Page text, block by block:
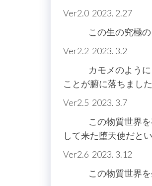
Ver2.0 2023. 2.27
この生の究極の目
Ver2.2 2023. 3.2
カモメのように自
ことが腑に落ちました
Ver2.5 2023. 3.7
この物質世界を存
して来た堕天使だと
Ver2.6 2023. 3.12
この物質世界を生